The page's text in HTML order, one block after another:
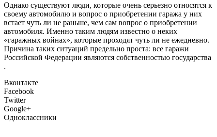
Однако существуют люди, которые очень серьезно относятся к
своему автомобилю и вопрос о приобретении гаража у них
встает чуть ли не раньше, чем сам вопрос о приобретении
автомобиля. Именно таким людям известно о неких
«гаражных войнах», которые проходят чуть ли не ежедневно.
Причина таких ситуаций предельно проста: все гаражи
Российской Федерации являются собственностью государства
.
Вконтакте
Facebook
Twitter
Google+
Одноклассники